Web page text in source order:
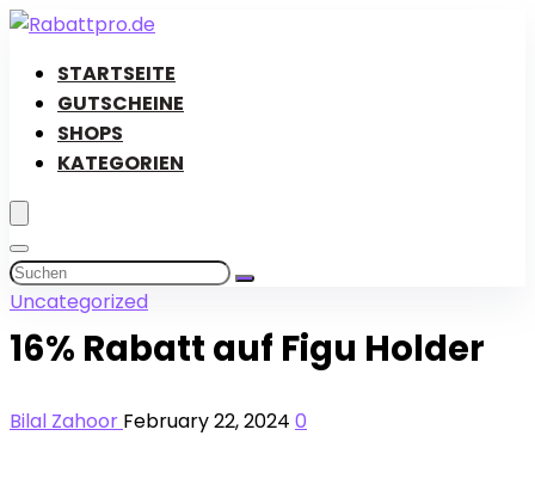
STARTSEITE
GUTSCHEINE
SHOPS
KATEGORIEN
Uncategorized
16% Rabatt auf Figu Holder
Bilal Zahoor February 22, 2024 0